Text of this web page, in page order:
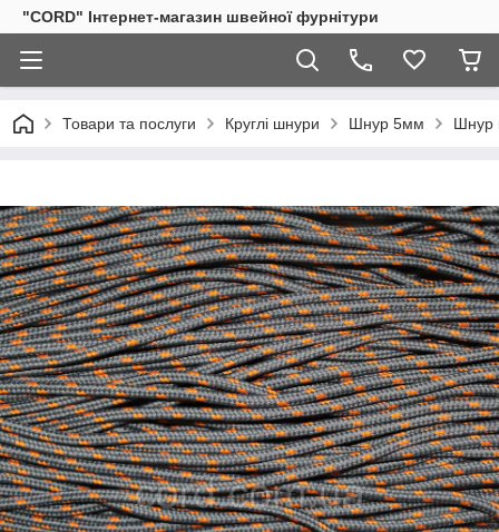
"CORD" Інтернет-магазин швейної фурнітури
Товари та послуги Круглі шнури Шнур 5мм Шнур